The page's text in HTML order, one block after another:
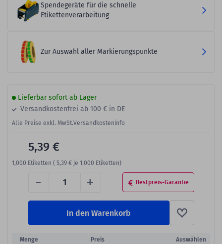
Spendegeräte für die schnelle
Etikettenverarbeitung
Zur Auswahl aller Markierungspunkte
Lieferbar sofort ab Lager
Versandkostenfrei ab 100 € in DE
Alle Preise exkl. MwSt.Versandkosteninfo
- + Bestpreis-Garantie
5,39 €
1,000 Etiketten ( 5,39 € je 1.000 Etiketten)
In den Warenkorb
Menge Preis Auswählen